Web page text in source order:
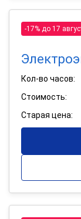
-17% до 17
Кол-во часов:
Стоимость:
Старая цена: